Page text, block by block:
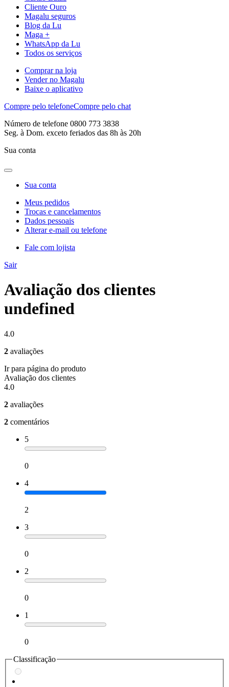
Cliente Ouro
Magalu seguros
Blog da Lu
Maga +
WhatsApp da Lu
Todos os serviços
Comprar na loja
Vender no Magalu
Baixe o aplicativo
Compre pelo telefoneCompre pelo chat
Número de telefone 0800 773 3838
Seg. à Dom. exceto feriados das 8h às 20h
Sua conta
Sua conta
Meus pedidos
Trocas e cancelamentos
Dados pessoais
Alterar e-mail ou telefone
Fale com lojista
Sair
Avaliação dos clientes
undefined
4.0
2 avaliações
Ir para página do produto
Avaliação dos clientes
4.0
2 avaliações
2 comentários
5
0
4
2
3
0
2
0
1
0
Classificação